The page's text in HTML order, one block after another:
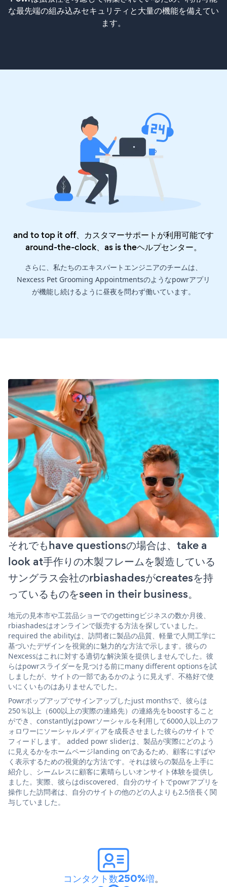
な最先端の組み込みセキュリティと大量の機能を備えてい
ます。
and to top it off、カスタマーサポートが利用可能です
around-the-clock、as is theヘルプセンター。
さらに、私たちのエキスパートエンジニアのチームは、
Nexcess Pet Grooming Appointmentsのようなpowrアプリ
が機能し続けるように昼夜を問わず働いています。
それでもhave questionsの場合は、take a
look at手作りの木製フレームを製造している
サングラス会社のrbiashadesがcreatesを持
っているものをseen in their business。
地元の見本市や工芸品ショーでのgettingビジネスの数か月後、
rbiashadesはオンラインで販売する方法を探していました。
required the abilityは、訪問者に製品の品質、軽量で人間工学に
基づいたデザインを視覚的に魅力的な方法で示します。彼らの
Nexcessはこれに対する適切な解決策を提供しませんでした。彼
らはpowrスライダーを見つける前にmany different optionsを試
しましたが、サイトの一部であるかのように見えず、不格好で使
いにくいものはありませんでした。
Powrポップアップでサインアップしたjust monthsで、彼らは
250％以上（600以上の実際の連絡先）の連絡先をboostすること
ができ、constantlyはpowrソーシャルを利用して6000人以上のフ
ォロワーにソーシャルメディアを成長させました彼らのサイトで
フィードします。 added powr sliderは、製品が実際にどのよう
に見えるかをホームページlanding onであるため、顧客にすばや
く表示するための視覚的な方法です。それは彼らの製品を上手に
紹介し、シームレスに顧客に素晴らしいオンサイト体験を提供し
ました。実際、彼らはdiscovered、自分のサイトでpowrアプリを
操作した訪問者は、自分のサイトの他のどの人よりも2.5倍長く関
与していました。
コンタクト数250%増。